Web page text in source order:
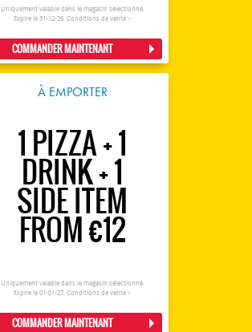
Uniquement valable dans le magasin sélectionné.
Expire le 31-12-26. Conditions de vente >
COMMANDER MAINTENANT
À EMPORTER
1 PIZZA + 1
DRINK + 1
SIDE ITEM
FROM €12
Uniquement valable dans le magasin sélectionné.
Expire le 01-01-27. Conditions de vente >
COMMANDER MAINTENANT